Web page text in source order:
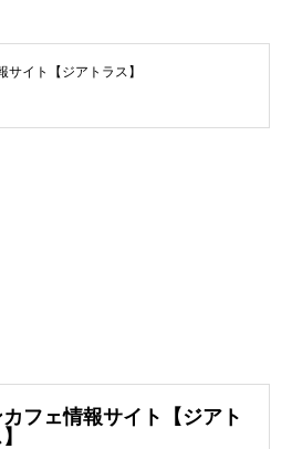
サイト【ジアトラス】
カフェ情報サイト【ジアト